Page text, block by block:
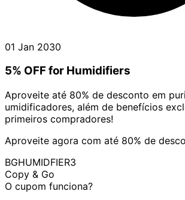
01 Jan 2030
5% OFF for Humidifiers
Aproveite até 80% de desconto em
umidificadores, além de benefícios
primeiros compradores!
Aproveite agora com até 80% de
BGHUMIDFIER3
Copy & Go
O cupom funciona?